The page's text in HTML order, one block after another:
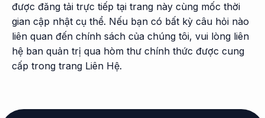
được đăng tải trực tiếp tại trang này cùng mốc thời
gian cập nhật cụ thể. Nếu bạn có bất kỳ câu hỏi nào
liên quan đến chính sách của chúng tôi, vui lòng liên
hệ ban quản trị qua hòm thư chính thức được cung
cấp trong trang Liên Hệ.